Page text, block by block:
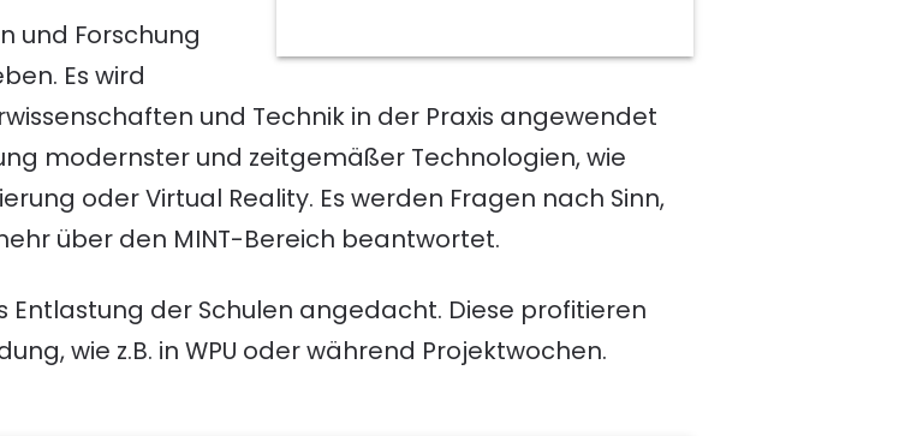
und Forschung
Es wird
und Technik in der Praxis angewendet
modernster und zeitgemäßer Technologien, wie
oder Virtual Reality. Es werden Fragen nach Sinn,
über den MINT-Bereich beantwortet.
Entlastung der Schulen angedacht. Diese profitieren
wie z.B. in WPU oder während Projektwochen.